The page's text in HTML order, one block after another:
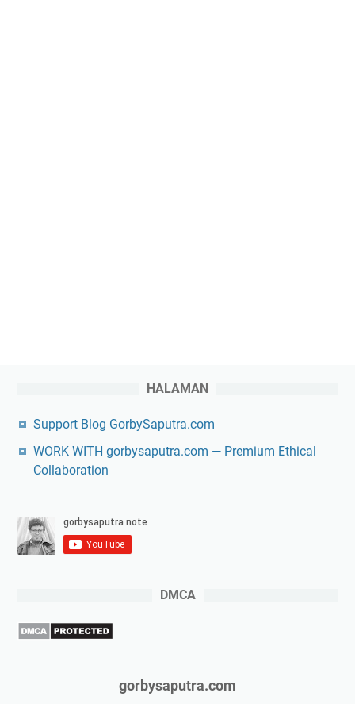
HALAMAN
Support Blog GorbySaputra.com
WORK WITH gorbysaputra.com — Premium Ethical
Collaboration
DMCA
gorbysaputra.com